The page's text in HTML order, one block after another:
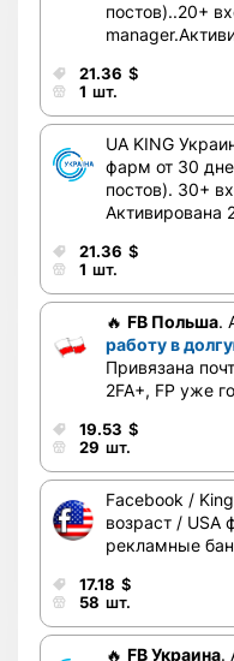
постов)..20+
21.36 $
1 шт.
UA KING
фарм от 30
постов). 30+
Активирована
21.36 $
1 шт.
🔥 FB Польша.
работу в
Привязана
2FA+, FP уже
19.53 $
29 шт.
Facebook /
возраст /
рекламные
17.18 $
58 шт.
🔥 FB Украина.